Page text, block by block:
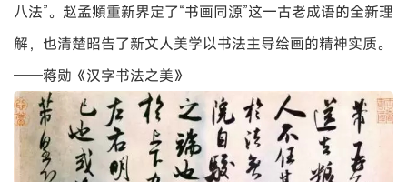
——汪曾祺《岁朝清供》